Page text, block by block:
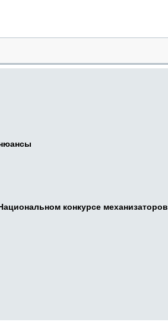
конкурсе механизаторов